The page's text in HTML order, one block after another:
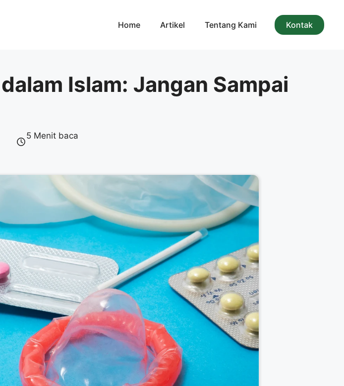
Home Artikel Tentang Kami Kontak
Islam: Jangan Sampai
5 Menit baca